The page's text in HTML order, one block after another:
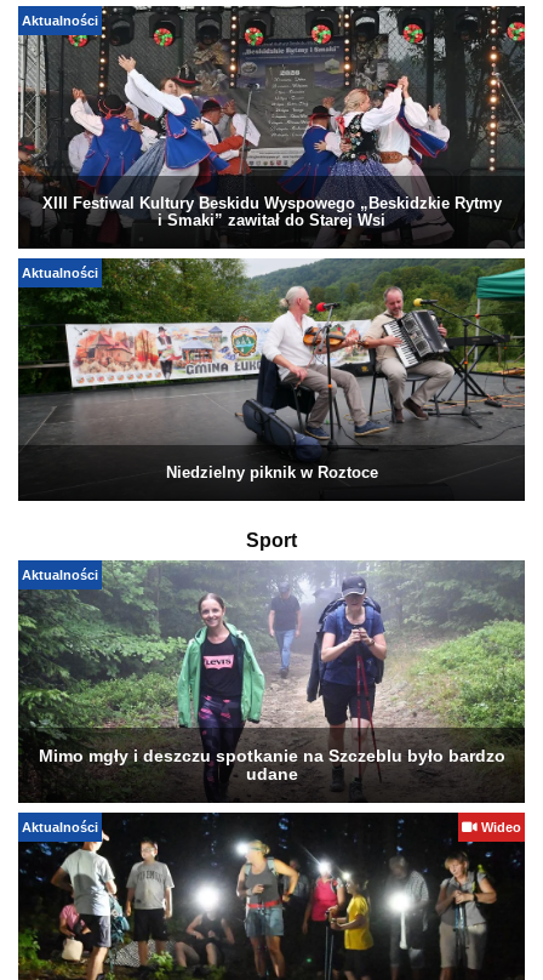
Aktualności
XIII Festiwal Kultury Beskidu Wyspowego „Beskidzkie Rytmy
i Smaki” zawitał do Starej Wsi
Aktualności
Niedzielny piknik w Roztoce
Sport
Aktualności
Mimo mgły i deszczu spotkanie na Szczeblu było bardzo
udane
Aktualności Wideo